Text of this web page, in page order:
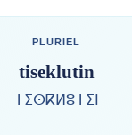
PLURIEL
tiseklutin
ⵜⵉⵙⴽⵍⵓⵜⵉⵏ